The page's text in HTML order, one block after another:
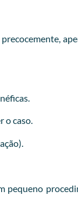
o caso.
pequeno